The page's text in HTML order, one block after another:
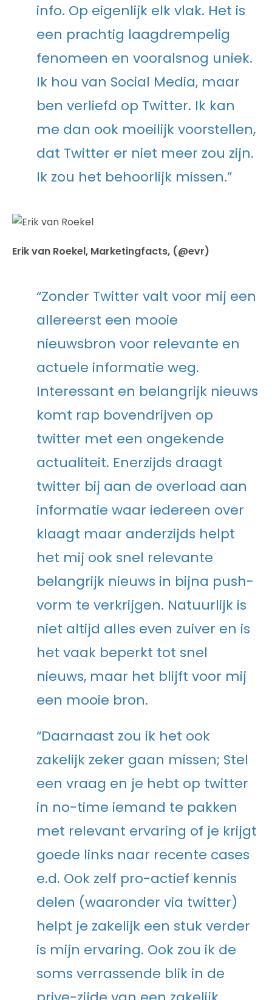
info. Op eigenlijk elk vlak. Het is
een prachtig laagdrempelig
fenomeen en vooralsnog uniek.
Ik hou van Social Media, maar
ben verliefd op Twitter. Ik kan
me dan ook moeilijk voorstellen,
dat Twitter er niet meer zou zijn.
Ik zou het behoorlijk missen.”
Erik van Roekel, Marketingfacts, (@evr)
“Zonder Twitter valt voor mij een
allereerst een mooie
nieuwsbron voor relevante en
actuele informatie weg.
Interessant en belangrijk nieuws
komt rap bovendrijven op
twitter met een ongekende
actualiteit. Enerzijds draagt
twitter bij aan de overload aan
informatie waar iedereen over
klaagt maar anderzijds helpt
het mij ook snel relevante
belangrijk nieuws in bijna push-
vorm te verkrijgen. Natuurlijk is
niet altijd alles even zuiver en is
het vaak beperkt tot snel
nieuws, maar het blijft voor mij
een mooie bron.
“Daarnaast zou ik het ook
zakelijk zeker gaan missen; Stel
een vraag en je hebt op twitter
in no-time iemand te pakken
met relevant ervaring of je krijgt
goede links naar recente cases
e.d. Ook zelf pro-actief kennis
delen (waaronder via twitter)
helpt je zakelijk een stuk verder
is mijn ervaring. Ook zou ik de
soms verrassende blik in de